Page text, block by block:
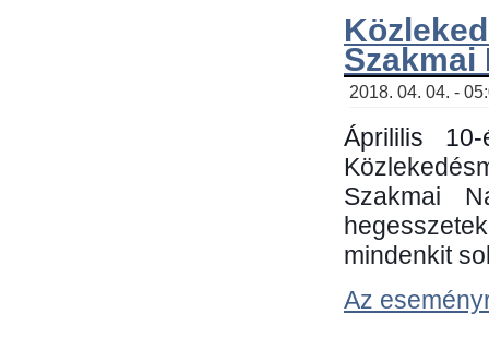
Szakmai
2018. 04. 04. -
Áprililis
Szakmai
mindenkit
Az